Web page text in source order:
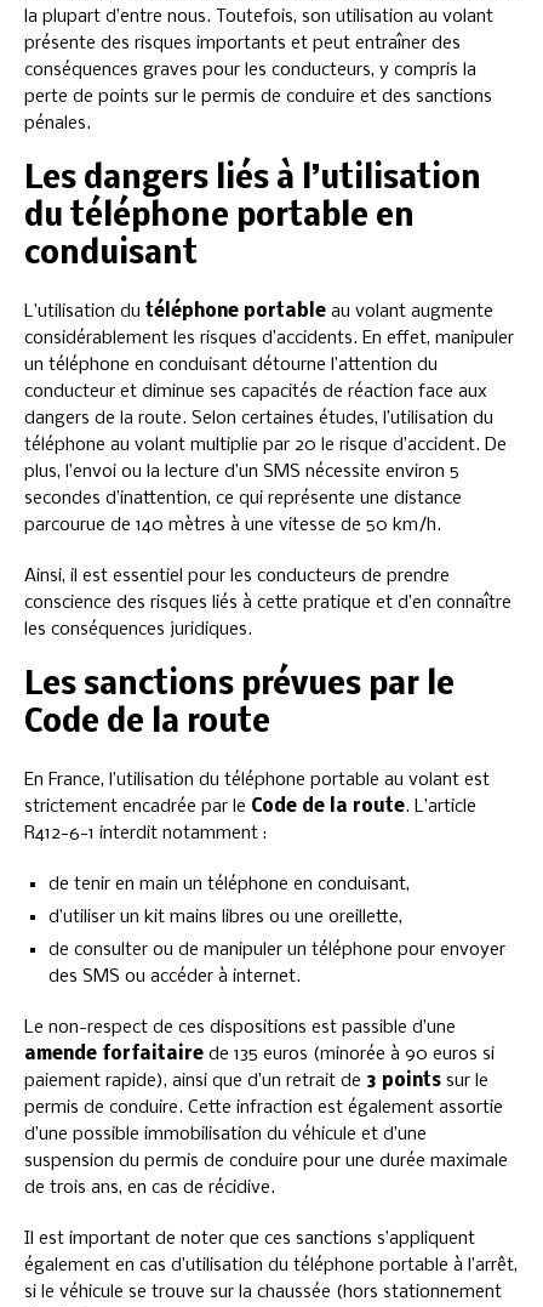
la plupart d’entre nous. Toutefois, son utilisation au volant
présente des risques importants et peut entraîner des
conséquences graves pour les conducteurs, y compris la
perte de points sur le permis de conduire et des sanctions
pénales.
Les dangers liés à l’utilisation
du téléphone portable en
conduisant
L’utilisation du téléphone portable au volant augmente
considérablement les risques d’accidents. En effet, manipuler
un téléphone en conduisant détourne l’attention du
conducteur et diminue ses capacités de réaction face aux
dangers de la route. Selon certaines études, l’utilisation du
téléphone au volant multiplie par 20 le risque d’accident. De
plus, l’envoi ou la lecture d’un SMS nécessite environ 5
secondes d’inattention, ce qui représente une distance
parcourue de 140 mètres à une vitesse de 50 km/h.
Ainsi, il est essentiel pour les conducteurs de prendre
conscience des risques liés à cette pratique et d’en connaître
les conséquences juridiques.
Les sanctions prévues par le
Code de la route
En France, l’utilisation du téléphone portable au volant est
strictement encadrée par le Code de la route. L’article
R412-6-1 interdit notamment :
de tenir en main un téléphone en conduisant,
d’utiliser un kit mains libres ou une oreillette,
de consulter ou de manipuler un téléphone pour envoyer
des SMS ou accéder à internet.
Le non-respect de ces dispositions est passible d’une
amende forfaitaire de 135 euros (minorée à 90 euros si
paiement rapide), ainsi que d’un retrait de 3 points sur le
permis de conduire. Cette infraction est également assortie
d’une possible immobilisation du véhicule et d’une
suspension du permis de conduire pour une durée maximale
de trois ans, en cas de récidive.
Il est important de noter que ces sanctions s’appliquent
également en cas d’utilisation du téléphone portable à l’arrêt,
si le véhicule se trouve sur la chaussée (hors stationnement